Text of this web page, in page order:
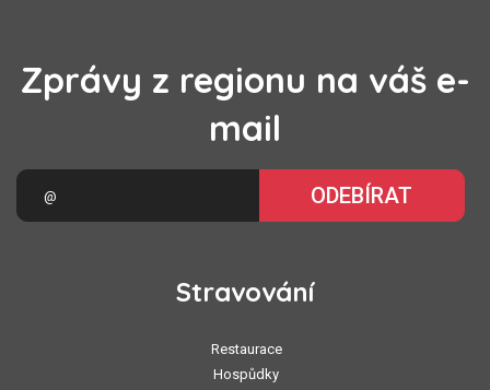
Zprávy z regionu na váš e-
mail
ODEBÍRAT
Stravování
Restaurace
Hospůdky